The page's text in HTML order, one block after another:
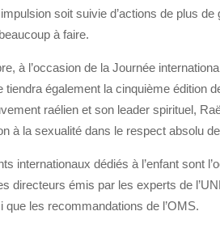
soit suivie d’actions de plus de
à faire.
à l’occasion de la Journée
tiendra également la cinquième édition
raélien et son leader spirituel,
à la sexualité dans le respect absolu de
internationaux dédiés à l’enfant sont
directeurs émis par les experts de
que les recommandations de l’OMS.